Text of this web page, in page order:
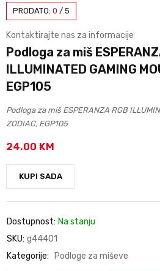
PRODATO: 0 / 5
Kontaktirajte nas za informacije
Podloga za miš
ILLUMINATED GAMING
EGP105
Podloga za miš ESPERANZA RGB
ZODIAC, EGP105
24.00 KM
KUPI SADA
Dostupnost: Na stanju
SKU: g44401
Kategorije:
Podloge za miševe